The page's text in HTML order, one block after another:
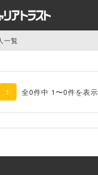
一覧
1 全0件中 1〜0件を表示